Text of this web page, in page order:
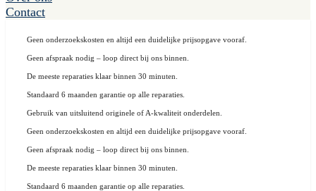
Contact
Geen onderzoekskosten en altijd een duidelijke prijsopgave vooraf.
Geen afspraak nodig – loop direct bij ons binnen.
De meeste reparaties klaar binnen 30 minuten.
Standaard 6 maanden garantie op alle reparaties.
Gebruik van uitsluitend originele of A-kwaliteit onderdelen.
Geen onderzoekskosten en altijd een duidelijke prijsopgave vooraf.
Geen afspraak nodig – loop direct bij ons binnen.
De meeste reparaties klaar binnen 30 minuten.
Standaard 6 maanden garantie op alle reparaties.